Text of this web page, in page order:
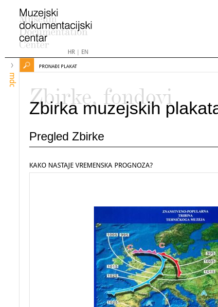
HR| EN
mdc
PRONAĐI PLAKAT
Zbirke, fondovi
Zbirka muzejskih
Pregled Zbirke
KAKO NASTAJE VREMENSKA PROGNOZA?